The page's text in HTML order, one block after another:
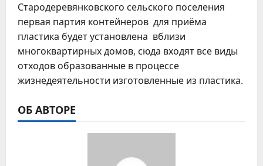
Стародеревянковского сельского поселения
первая партия контейнеров для приёма
пластика будет установлена вблизи
многоквартирных домов, сюда входят все виды
отходов образованные в процессе
жизнедеятельности изготовленные из пластика.
ОБ АВТОРЕ